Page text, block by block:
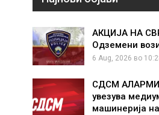
АКЦИЈА НА
Одземени
6 Aug, 2026 во
СДСМ
увезува
машинерија